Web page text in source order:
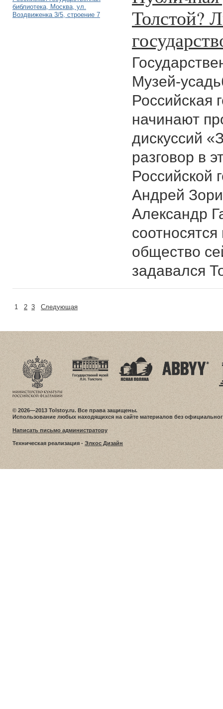
библиотека, Москва, ул.
Воздвиженка 3/5, строение 7
Толстой?
Музей-
Российская
начинают
дискуссий
разговор в
Российской
Андрей
Александр
общество
задавался
1 2 3 Следующая
© 2026—2013 Tolstoy.ru. Все права защищены.
Использование любых находящихся на сайте материалов без
Написать письмо администратору
Техническая реализация - Элкос Дизайн